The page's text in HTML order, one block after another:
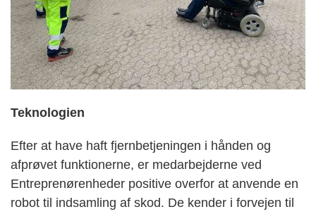
Teknologien
Efter at have haft fjernbetjeningen i hånden og
afprøvet funktionerne, er medarbejderne ved
Entreprenørenheder positive overfor at anvende en
robot til indsamling af skod. De kender i forvejen til